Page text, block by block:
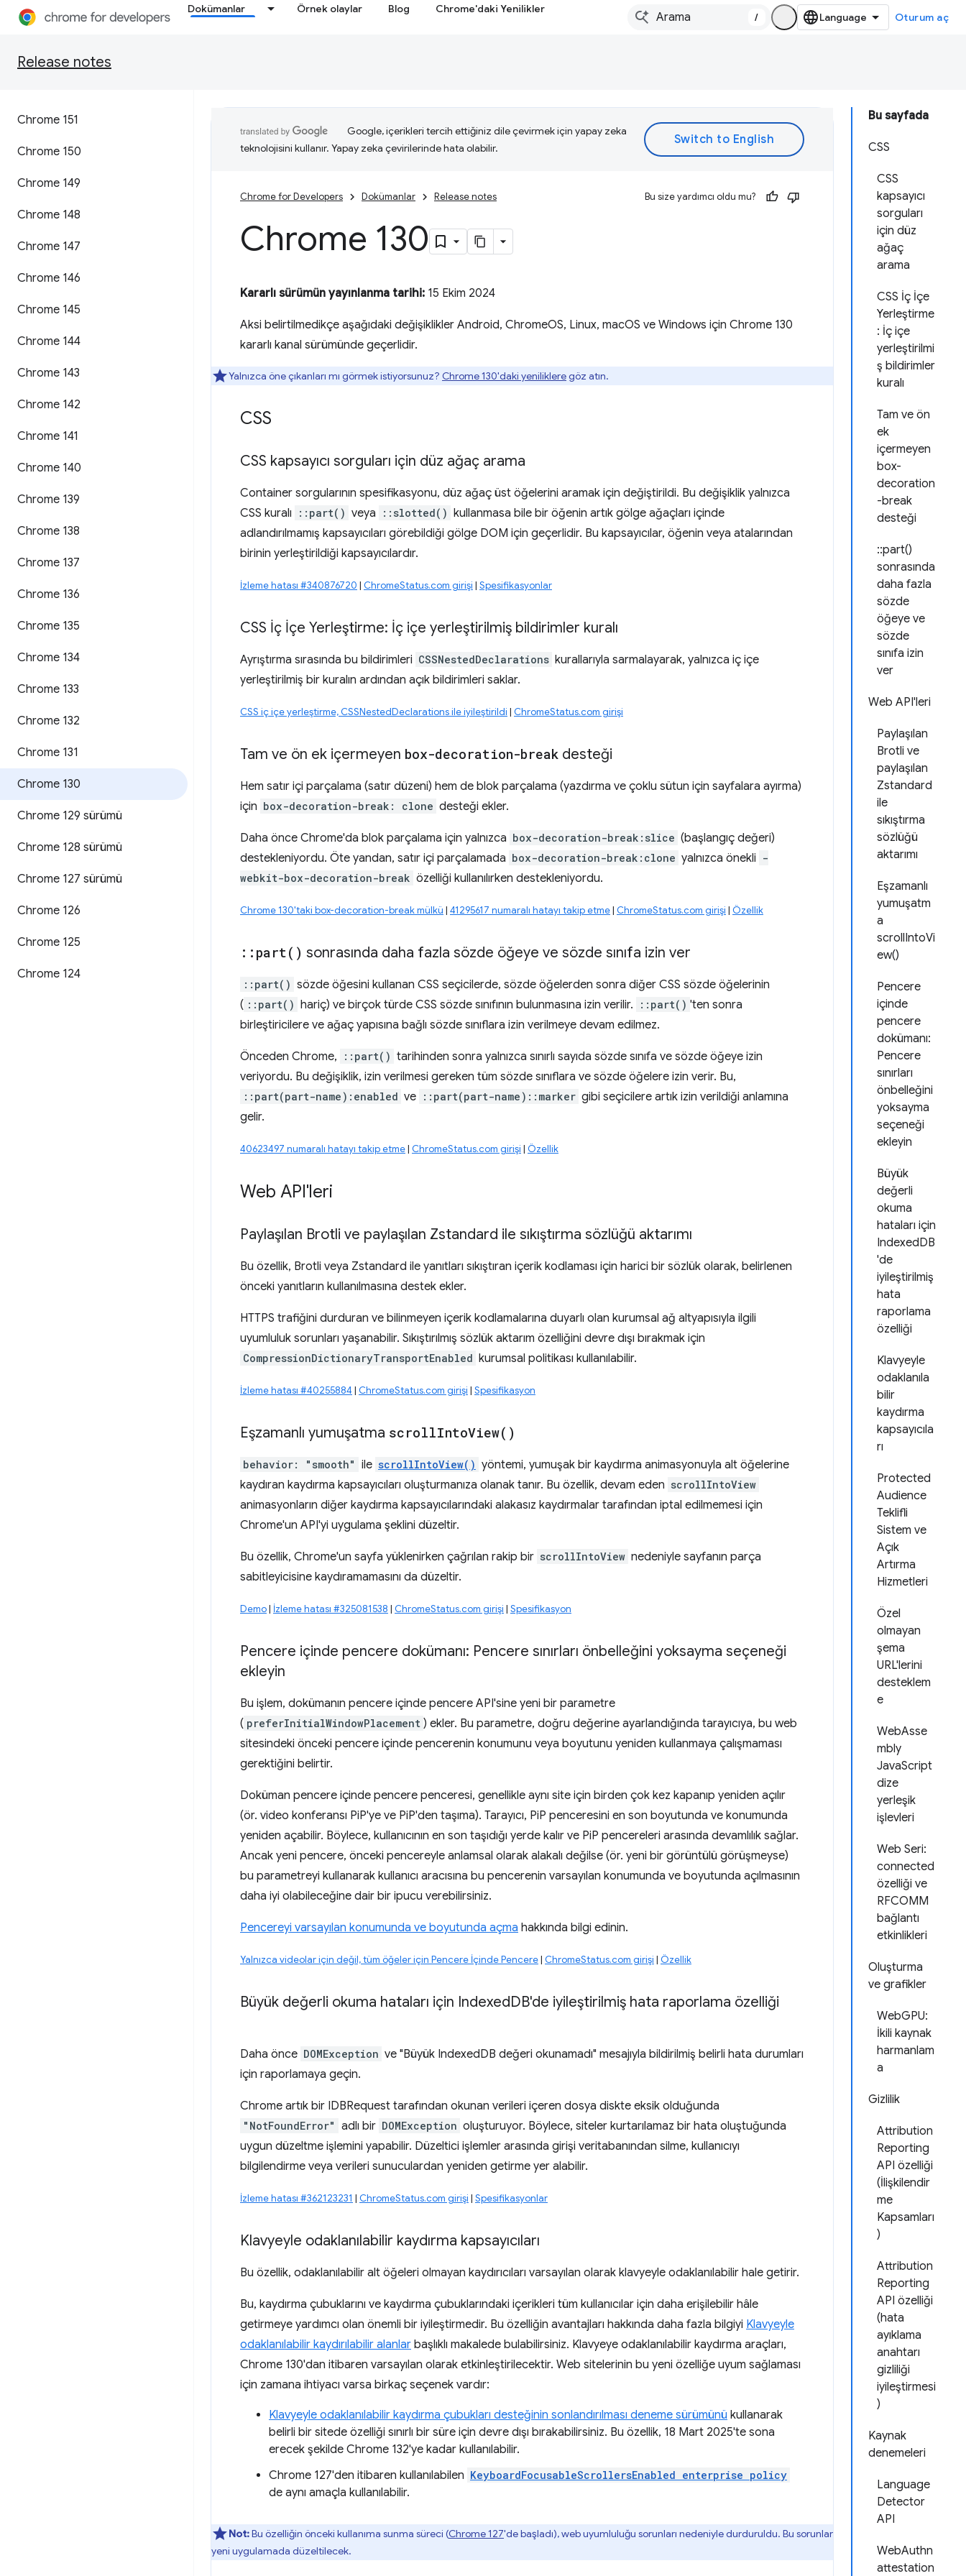
Dokümanlar Örnek olaylar Blog Chrome'daki Yenilikler
/ Oturum aç
Release notes
Chrome 151
Chrome 150
Chrome 149
Chrome 148
Chrome 147
Chrome 146
Chrome 145
Chrome 144
Chrome 143
Chrome 142
Chrome 141
Chrome 140
Chrome 139
Chrome 138
Chrome 137
Chrome 136
Chrome 135
Chrome 134
Chrome 133
Chrome 132
Chrome 131
Chrome 130
Chrome 129 sürümü
Chrome 128 sürümü
Chrome 127 sürümü
Chrome 126
Chrome 125
Chrome 124
Bu sayfada
CSS
CSS
kapsayıcı
sorguları
için düz
ağaç
arama
CSS İç İçe
Yerleştirme
: İç içe
yerleştirilmi
ş bildirimler
kuralı
Tam ve ön
ek
içermeyen
box-
decoration
-break
desteği
::part()
sonrasında
daha fazla
sözde
öğeye ve
sözde
sınıfa izin
ver
Web API'leri
Paylaşılan
Brotli ve
paylaşılan
Zstandard
ile
sıkıştırma
sözlüğü
aktarımı
Eşzamanlı
yumuşatm
a
scrollIntoVi
ew()
Pencere
içinde
pencere
dokümanı:
Pencere
sınırları
önbelleğini
yoksayma
seçeneği
ekleyin
Büyük
değerli
okuma
hataları için
IndexedDB
'de
iyileştirilmiş
hata
raporlama
özelliği
Klavyeyle
odaklanıla
bilir
kaydırma
kapsayıcıla
rı
Protected
Audience
Teklifli
Sistem ve
Açık
Artırma
Hizmetleri
Özel
olmayan
şema
URL'lerini
desteklem
e
WebAsse
mbly
JavaScript
dize
yerleşik
işlevleri
Web Seri:
connected
özelliği ve
RFCOMM
bağlantı
etkinlikleri
Oluşturma
ve grafikler
WebGPU:
İkili kaynak
harmanlam
a
Gizlilik
Attribution
Reporting
API özelliği
(İlişkilendir
me
Kapsamları
)
Attribution
Reporting
API özelliği
(hata
ayıklama
anahtarı
gizliliği
iyileştirmesi
)
Kaynak
denemeleri
Language
Detector
API
WebAuthn
attestation
Google, içerikleri tercih ettiğiniz dile çevirmek için yapay zeka
teknolojisini kullanır. Yapay zeka çevirilerinde hata olabilir.
Chrome for Developers Dokümanlar Release notes Bu size yardımcı oldu mu?
Chrome 130
Kararlı sürümün yayınlanma tarihi: 15 Ekim 2024
Aksi belirtilmedikçe aşağıdaki değişiklikler Android, ChromeOS, Linux, macOS ve Windows için Chrome 130
kararlı kanal sürümünde geçerlidir.
Yalnızca öne çıkanları mı görmek istiyorsunuz? Chrome 130'daki yenilikleregöz atın.
CSS
CSS kapsayıcı sorguları için düz ağaç arama
Container sorgularının spesifikasyonu, düz ağaç üst öğelerini aramak için değiştirildi. Bu değişiklik yalnızca
CSS kuralı
::part() veya ::slotted() kullanmasa bile bir öğenin artık gölge ağaçları içinde
adlandırılmamış kapsayıcıları görebildiği gölge DOM için geçerlidir. Bu kapsayıcılar, öğenin veya atalarından
birinin yerleştirildiği kapsayıcılardır.
İzleme hatası #340876720 | ChromeStatus.com girişi | Spesifikasyonlar
CSS İç İçe Yerleştirme: İç içe yerleştirilmiş bildirimler kuralı
Ayrıştırma sırasında bu bildirimleri CSSNestedDeclarations kurallarıyla sarmalayarak, yalnızca iç içe
yerleştirilmiş bir kuralın ardından açık bildirimleri saklar.
CSS iç içe yerleştirme, CSSNestedDeclarations ile iyileştirildi | ChromeStatus.com girişi
Tam ve ön ek içermeyen box-decoration-break desteği
Hem satır içi parçalama (satır düzeni) hem de blok parçalama (yazdırma ve çoklu sütun için sayfalara ayırma)
için box-decoration-break: clone desteği ekler.
Daha önce Chrome'da blok parçalama için yalnızca box-decoration-break:slice (başlangıç değeri)
destekleniyordu. Öte yandan, satır içi parçalamada box-decoration-break:clone yalnızca önekli -
webkit-box-decoration-break özelliği kullanılırken destekleniyordu.
Chrome 130'taki box-decoration-break mülkü | 41295617 numaralı hatayı takip etme| ChromeStatus.com girişi | Özellik
:: part( ) sonrasında daha fazla sözde öğeye ve sözde sınıfa izin ver
::part() sözde öğesini kullanan CSS seçicilerde, sözde öğelerden sonra diğer CSS sözde öğelerinin
( ::part() hariç) ve birçok türde CSS sözde sınıfının bulunmasına izin verilir. ::part() 'ten sonra
birleştiricilere ve ağaç yapısına bağlı sözde sınıflara izin verilmeye devam edilmez.
Önceden Chrome, ::part() tarihinden sonra yalnızca sınırlı sayıda sözde sınıfa ve sözde öğeye izin
veriyordu. Bu değişiklik, izin verilmesi gereken tüm sözde sınıflara ve sözde öğelere izin verir. Bu,
::part(part-name):enabled ve ::part(part-name)::marker gibi seçicilere artık izin verildiği anlamına
gelir.
40623497 numaralı hatayı takip etme| ChromeStatus.com girişi | Özellik
Web API'leri
Paylaşılan Brotli ve paylaşılan Zstandard ile sıkıştırma sözlüğü aktarımı
Bu özellik, Brotli veya Zstandard ile yanıtları sıkıştıran içerik kodlaması için harici bir sözlük olarak, belirlenen
önceki yanıtların kullanılmasına destek ekler.
HTTPS trafiğini durduran ve bilinmeyen içerik kodlamalarına duyarlı olan kurumsal ağ altyapısıyla ilgili
uyumluluk sorunları yaşanabilir. Sıkıştırılmış sözlük aktarım özelliğini devre dışı bırakmak için
CompressionDictionaryTransportEnabled kurumsal politikası kullanılabilir.
İzleme hatası #40255884 | ChromeStatus.com girişi | Spesifikasyon
Eşzamanlı yumuşatma scrollIntoView( )
behavior: "smooth" ile scrollIntoView() yöntemi, yumuşak bir kaydırma animasyonuyla alt öğelerine
kaydıran kaydırma kapsayıcıları oluşturmanıza olanak tanır. Bu özellik, devam eden scrollIntoView
animasyonların diğer kaydırma kapsayıcılarındaki alakasız kaydırmalar tarafından iptal edilmemesi için
Chrome'un API'yi uygulama şeklini düzeltir.
Bu özellik, Chrome'un sayfa yüklenirken çağrılan rakip bir scrollIntoView nedeniyle sayfanın parça
sabitleyicisine kaydıramamasını da düzeltir.
Demo| İzleme hatası #325081538 | ChromeStatus.com girişi | Spesifikasyon
Pencere içinde pencere dokümanı: Pencere sınırları önbelleğini yoksayma seçeneği
ekleyin
Bu işlem, dokümanın pencere içinde pencere API'sine yeni bir parametre
( preferInitialWindowPlacement ) ekler. Bu parametre, doğru değerine ayarlandığında tarayıcıya, bu web
sitesindeki önceki pencere içinde pencerenin konumunu veya boyutunu yeniden kullanmaya çalışmaması
gerektiğini belirtir.
Doküman pencere içinde pencere penceresi, genellikle aynı site için birden çok kez kapanıp yeniden açılır
(ör. video konferansı PiP'ye ve PiP'den taşıma). Tarayıcı, PiP penceresini en son boyutunda ve konumunda
yeniden açabilir. Böylece, kullanıcının en son taşıdığı yerde kalır ve PiP pencereleri arasında devamlılık sağlar.
Ancak yeni pencere, önceki pencereyle anlamsal olarak alakalı değilse (ör. yeni bir görüntülü görüşmeyse)
bu parametreyi kullanarak kullanıcı aracısına bu pencerenin varsayılan konumunda ve boyutunda açılmasının
daha iyi olabileceğine dair bir ipucu verebilirsiniz.
Pencereyi varsayılan konumunda ve boyutunda açma hakkında bilgi edinin.
Yalnızca videolar için değil, tüm öğeler için Pencere İçinde Pencere| ChromeStatus.com girişi | Özellik
Büyük değerli okuma hataları için IndexedDB'de iyileştirilmiş hata raporlama özelliği
Daha önce DOMException ve "Büyük IndexedDB değeri okunamadı" mesajıyla bildirilmiş belirli hata durumları
için raporlamaya geçin.
Chrome artık bir IDBRequest tarafından okunan verileri içeren dosya diskte eksik olduğunda
"NotFoundError" adlı bir DOMException oluşturuyor. Böylece, siteler kurtarılamaz bir hata oluştuğunda
uygun düzeltme işlemini yapabilir. Düzeltici işlemler arasında girişi veritabanından silme, kullanıcıyı
bilgilendirme veya verileri sunuculardan yeniden getirme yer alabilir.
İzleme hatası #362123231 | ChromeStatus.com girişi | Spesifikasyonlar
Klavyeyle odaklanılabilir kaydırma kapsayıcıları
Bu özellik, odaklanılabilir alt öğeleri olmayan kaydırıcıları varsayılan olarak klavyeyle odaklanılabilir hale getirir.
Bu, kaydırma çubuklarını ve kaydırma çubuklarındaki içerikleri tüm kullanıcılar için daha erişilebilir hâle
getirmeye yardımcı olan önemli bir iyileştirmedir. Bu özelliğin avantajları hakkında daha fazla bilgiyi Klavyeyle
odaklanılabilir kaydırılabilir alanlar başlıklı makalede bulabilirsiniz. Klavyeye odaklanılabilir kaydırma araçları,
Chrome 130'dan itibaren varsayılan olarak etkinleştirilecektir. Web sitelerinin bu yeni özelliğe uyum sağlaması
için zamana ihtiyacı varsa birkaç seçenek vardır:
Klavyeyle odaklanılabilir kaydırma çubukları desteğinin sonlandırılması deneme sürümünü kullanarak
belirli bir sitede özelliği sınırlı bir süre için devre dışı bırakabilirsiniz. Bu özellik, 18 Mart 2025'te sona
erecek şekilde Chrome 132'ye kadar kullanılabilir.
Chrome 127'den itibaren kullanılabilen KeyboardFocusableScrollersEnabled enterprise policy
de aynı amaçla kullanılabilir.
Not:Bu özelliğin önceki kullanıma sunma süreci (Chrome 127'de başladı), web uyumluluğu sorunları nedeniyle durduruldu. Bu sorunlar
yeni uygulamada düzeltilecek.